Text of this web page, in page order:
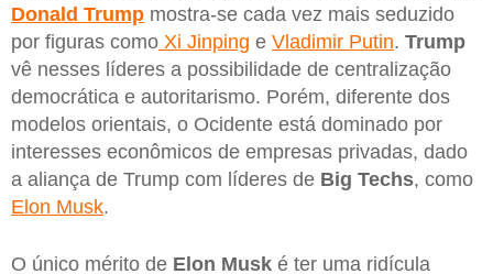
Donald Trump mostra-se cada vez mais seduzido
por figuras como Xi Jinping e Vladimir Putin. Trump
vê nesses líderes a possibilidade de centralização
democrática e autoritarismo. Porém, diferente dos
modelos orientais, o Ocidente está dominado por
interesses econômicos de empresas privadas, dado
a aliança de Trump com líderes de Big Techs, como
Elon Musk.
O único mérito de Elon Musk é ter uma ridícula